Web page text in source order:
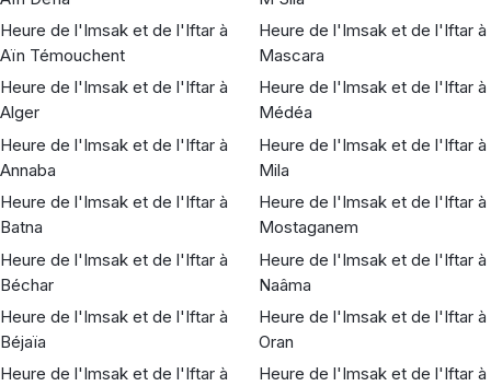
Heure de l'Imsak et de l'Iftar à
Aïn Témouchent
Heure de l'Imsak et de l'Iftar à
Alger
Heure de l'Imsak et de l'Iftar à
Annaba
Heure de l'Imsak et de l'Iftar à
Batna
Heure de l'Imsak et de l'Iftar à
Béchar
Heure de l'Imsak et de l'Iftar à
Béjaïa
Heure de l'Imsak et de l'Iftar à
Heure de l'Imsak et de l'Iftar à
Mascara
Heure de l'Imsak et de l'Iftar à
Médéa
Heure de l'Imsak et de l'Iftar à
Mila
Heure de l'Imsak et de l'Iftar à
Mostaganem
Heure de l'Imsak et de l'Iftar à
Naâma
Heure de l'Imsak et de l'Iftar à
Oran
Heure de l'Imsak et de l'Iftar à